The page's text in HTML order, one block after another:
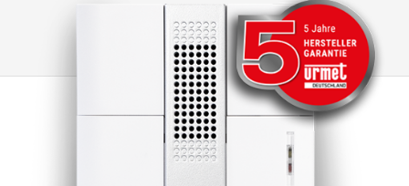
doppelten Blinkmodus (Xenon-Effekt) und dem
Dreifach-Blitzmodus. Selbst in den
anspruchsvollsten Industrieumgebungen
bewahren unsere Blinklicht-Module ihre
höchste Ausfallsicherheit. Das Geheimnis liegt
in ihrer robusten Konstruktion und den
Materialien, aus denen sie gefertigt sind. Die
Lampengläser und Gehäuse bestehen aus